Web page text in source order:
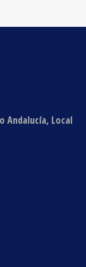
Andalucía, Local